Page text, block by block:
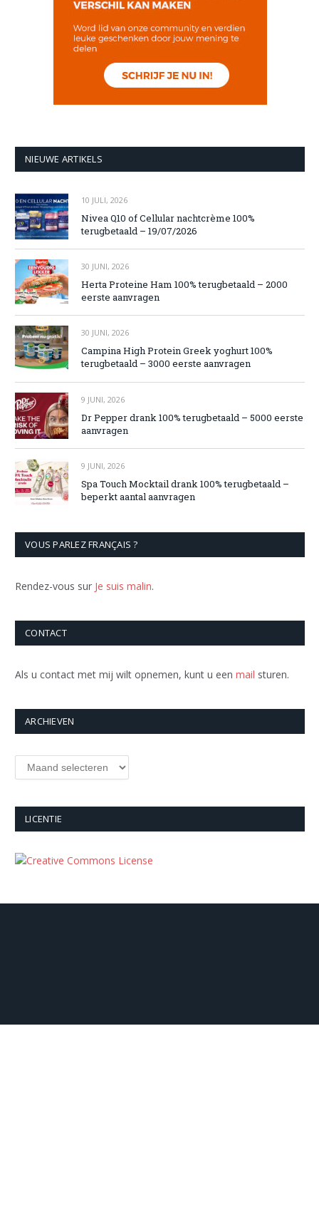
NIEUWE ARTIKELS
10 JULI, 2026
Nivea Q10 of Cellular nachtcrème 100%
terugbetaald – 19/07/2026
30 JUNI, 2026
Herta Proteine Ham 100% terugbetaald – 2000
eerste aanvragen
30 JUNI, 2026
Campina High Protein Greek yoghurt 100%
terugbetaald – 3000 eerste aanvragen
9 JUNI, 2026
Dr Pepper drank 100% terugbetaald – 5000 eerste
aanvragen
9 JUNI, 2026
Spa Touch Mocktail drank 100% terugbetaald –
beperkt aantal aanvragen
VOUS PARLEZ FRANÇAIS ?
Rendez-vous sur Je suis malin.
CONTACT
Als u contact met mij wilt opnemen, kunt u een mail sturen.
ARCHIEVEN
Archieven
LICENTIE